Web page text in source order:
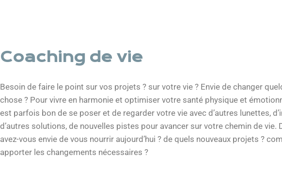
Coaching de vie
Besoin de faire le point sur vos projets ? sur votre vie ? Envie de changer
chose ? Pour vivre en harmonie et optimiser votre santé physique et
est parfois bon de se poser et de regarder votre vie avec d’autres lunettes,
d’autres solutions, de nouvelles pistes pour avancer sur votre chemin de vie.
avez-vous envie de vous nourrir aujourd’hui ? de quels nouveaux projets ?
apporter les changements nécessaires ?